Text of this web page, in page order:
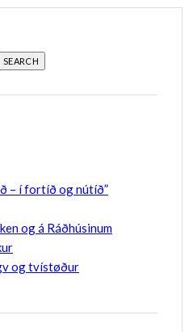
SEARCH
– í fortíð og nútíð”
og á Ráðhúsinum
og tvístøður